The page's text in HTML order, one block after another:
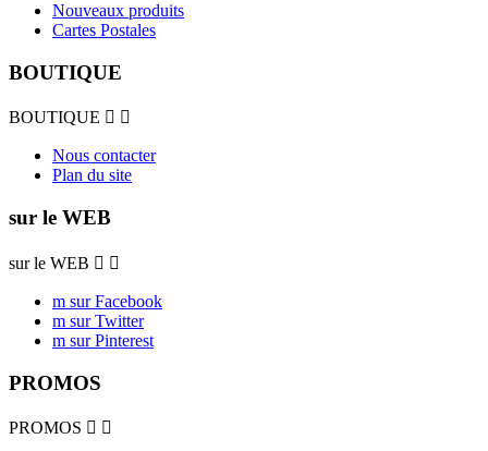
Nouveaux produits
Cartes Postales
BOUTIQUE
BOUTIQUE  
Nous contacter
Plan du site
sur le WEB
sur le WEB  
m sur Facebook
m sur Twitter
m sur Pinterest
PROMOS
PROMOS  